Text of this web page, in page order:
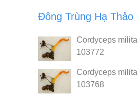
Đông Trùng Hạ Thảo
Cordyceps
103772
Cordyceps
103768